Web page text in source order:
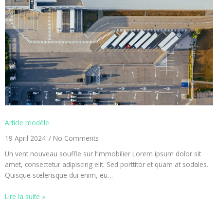
Article modèle
19 April 2024
No Comments
Un vent nouveau souffle sur l’immobilier Lorem ipsum dolor sit
amet, consectetur adipiscing elit. Sed porttitor et quam at sodales.
Quisque scelerisque dui enim, eu…
Lire la suite »